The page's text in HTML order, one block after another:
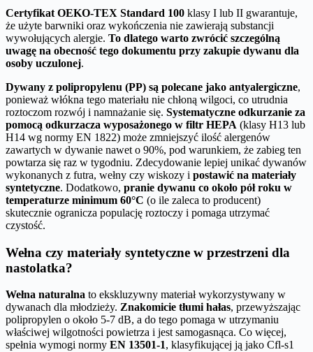
Certyfikat OEKO-TEX Standard 100 klasy I lub II gwarantuje,
że użyte barwniki oraz wykończenia nie zawierają substancji
wywołujących alergie. To dlatego warto zwrócić szczególną
uwagę na obecność tego dokumentu przy zakupie dywanu dla
osoby uczulonej.
Dywany z polipropylenu (PP) są polecane jako antyalergiczne,
ponieważ włókna tego materiału nie chłoną wilgoci, co utrudnia
roztoczom rozwój i namnażanie się. Systematyczne odkurzanie za
pomocą odkurzacza wyposażonego w filtr HEPA (klasy H13 lub
H14 wg normy EN 1822) może zmniejszyć ilość alergenów
zawartych w dywanie nawet o 90%, pod warunkiem, że zabieg ten
powtarza się raz w tygodniu. Zdecydowanie lepiej unikać dywanów
wykonanych z futra, wełny czy wiskozy i postawić na materiały
syntetyczne. Dodatkowo, pranie dywanu co około pół roku w
temperaturze minimum 60°C (o ile zaleca to producent)
skutecznie ogranicza populację roztoczy i pomaga utrzymać
czystość.
Wełna czy materiały syntetyczne w przestrzeni dla
nastolatka?
Wełna naturalna to ekskluzywny materiał wykorzystywany w
dywanach dla młodzieży. Znakomicie tłumi hałas, przewyższając
polipropylen o około 5-7 dB, a do tego pomaga w utrzymaniu
właściwej wilgotności powietrza i jest samogasnąca. Co więcej,
spełnia wymogi normy EN 13501-1, klasyfikującej ją jako Cfl-s1